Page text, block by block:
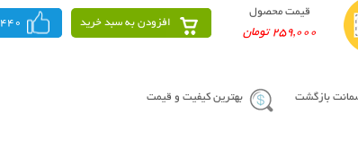
قیمت محصول
259,000 تومان
افزودن به سبد خرید 440 نفر
بازگشت بهترین کیفیت و قیمت